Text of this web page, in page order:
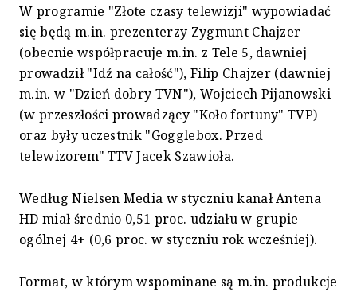
W programie "Złote czasy telewizji" wypowiadać
się będą m.in. prezenterzy Zygmunt Chajzer
(obecnie współpracuje m.in. z Tele 5, dawniej
prowadził "Idź na całość"), Filip Chajzer (dawniej
m.in. w "Dzień dobry TVN"), Wojciech Pijanowski
(w przeszłości prowadzący "Koło fortuny" TVP)
oraz były uczestnik "Gogglebox. Przed
telewizorem" TTV Jacek Szawioła.
Według Nielsen Media w styczniu kanał Antena
HD miał średnio 0,51 proc. udziału w grupie
ogólnej 4+ (0,6 proc. w styczniu rok wcześniej).
Format, w którym wspominane są m.in. produkcje